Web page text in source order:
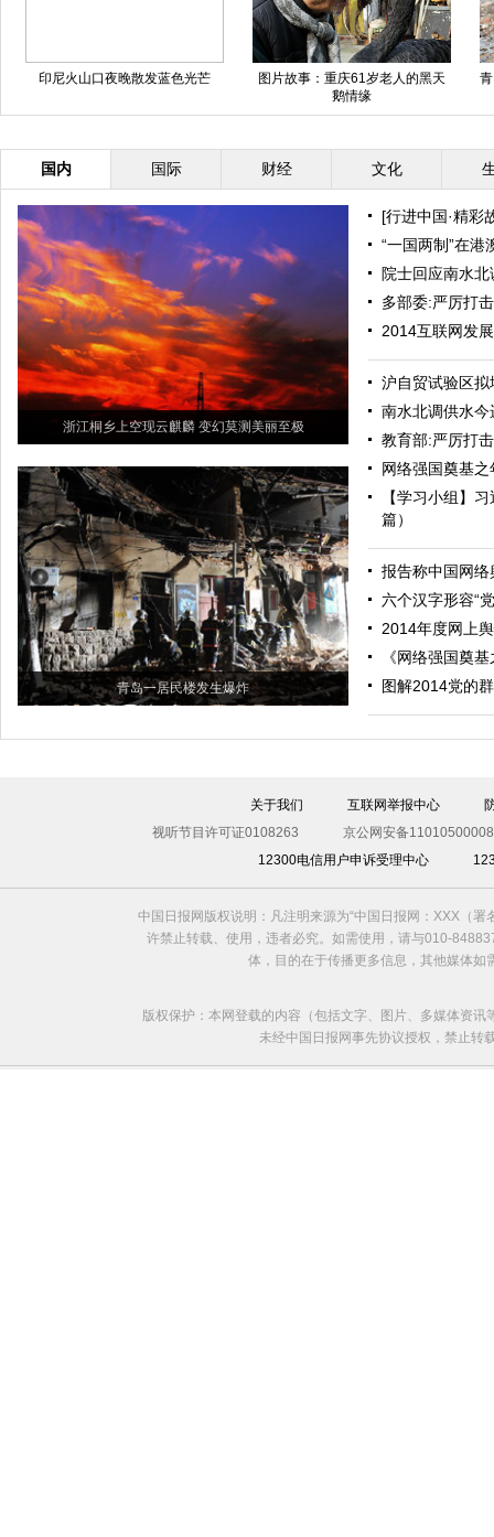
重庆“光猪跑”迎冬至
国内 国际 财经 文化
浙江桐乡上空现云麒麟 变幻莫测美丽至极
青岛一居民楼发生爆炸
[行进中国·精彩
“一国两制”在港
院士回应南水
多部委:严厉打
2014互联网发
沪自贸试验区
南水北调供水
教育部:严厉打
网络强国奠基
【学习小组】
篇）
报告称中国网
六个汉字形容“
2014年度网上
《网络强国奠
图解2014党的
关于我们 互联网举报中心
视听节目许可证0108263
京公网安备
12300电信用户申诉受理中心
中国日报网版权说明：凡注明来源为“中国日报网：XXX（
许禁止转载、使用，违者必究。如需使用，请与010-
体，目的在于传播更多信息，其他媒体
版权保护：本网登载的内容（包括文字、图片、多媒体资
未经中国日报网事先协议授权，禁止转